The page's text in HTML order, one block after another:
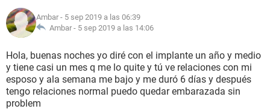
NUTRICIÓN
SEXUALIDAD
GLOSARIO
Ambar - 5 sep 2019 a las 06:39
Ambar - 5 sep 2019 a las 14:06
Hola, buenas noches yo diré con el implante un año y medio
y tiene casi un mes q me lo quite y tú ve relaciones con mi
esposo y ala semana me bajo y me duró 6 días y después
tengo relaciones normal puedo quedar embarazada sin
problem